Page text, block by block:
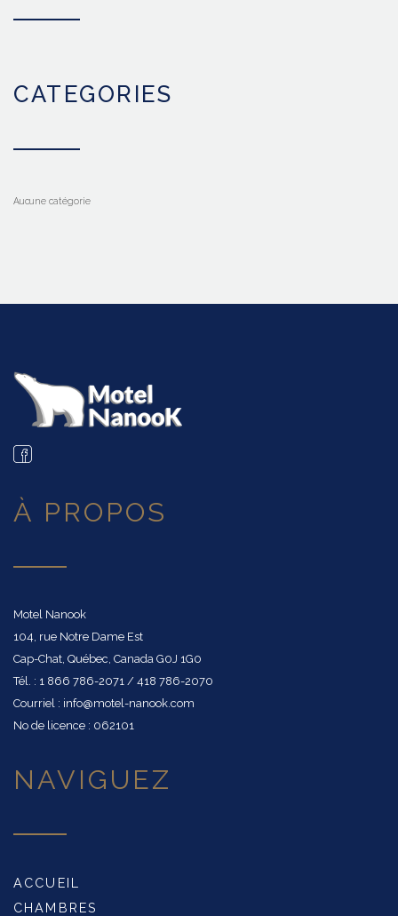
CATEGORIES
Aucune catégorie
À PROPOS
Motel Nanook
104, rue Notre Dame Est
Cap-Chat, Québec, Canada G0J 1G0
Tél. : 1 866 786-2071 / 418 786-2070
Courriel : info@motel-nanook.com
No de licence : 062101
NAVIGUEZ
ACCUEIL
CHAMBRES